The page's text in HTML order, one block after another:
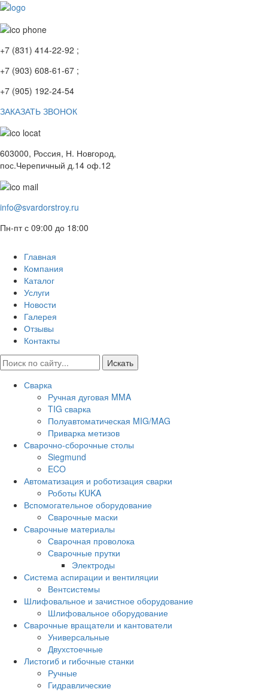
+7 (831) 414-22-92 ;
+7 (903) 608-61-67 ;
+7 (905) 192-24-54
ЗАКАЗАТЬ ЗВОНОК
603000, Россия, Н. Новгород,
пос.Черепичный д.14 оф.12
info@svardorstroy.ru
Пн-пт с 09:00 до 18:00
Главная
Компания
Каталог
Услуги
Новости
Галерея
Отзывы
Контакты
Искать
Сварка
Ручная дуговая MMA
TIG сварка
Полуавтоматическая MIG/MAG
Приварка метизов
Сварочно-сборочные столы
Siegmund
ECO
Автоматизация и роботизация сварки
Роботы KUKA
Вспомогательное оборудование
Сварочные маски
Сварочные материалы
Сварочная проволока
Сварочные прутки
Электроды
Система аспирации и вентиляции
Вентсистемы
Шлифовальное и зачистное оборудование
Шлифовальное оборудование
Сварочные вращатели и кантователи
Универсальные
Двухстоечные
Листогиб и гибочные станки
Ручные
Гидравлические